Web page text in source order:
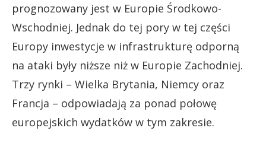
prognozowany jest w Europie Środkowo-
Wschodniej. Jednak do tej pory w tej części
Europy inwestycje w infrastrukturę odporną
na ataki były niższe niż w Europie Zachodniej.
Trzy rynki – Wielka Brytania, Niemcy oraz
Francja – odpowiadają za ponad połowę
europejskich wydatków w tym zakresie.